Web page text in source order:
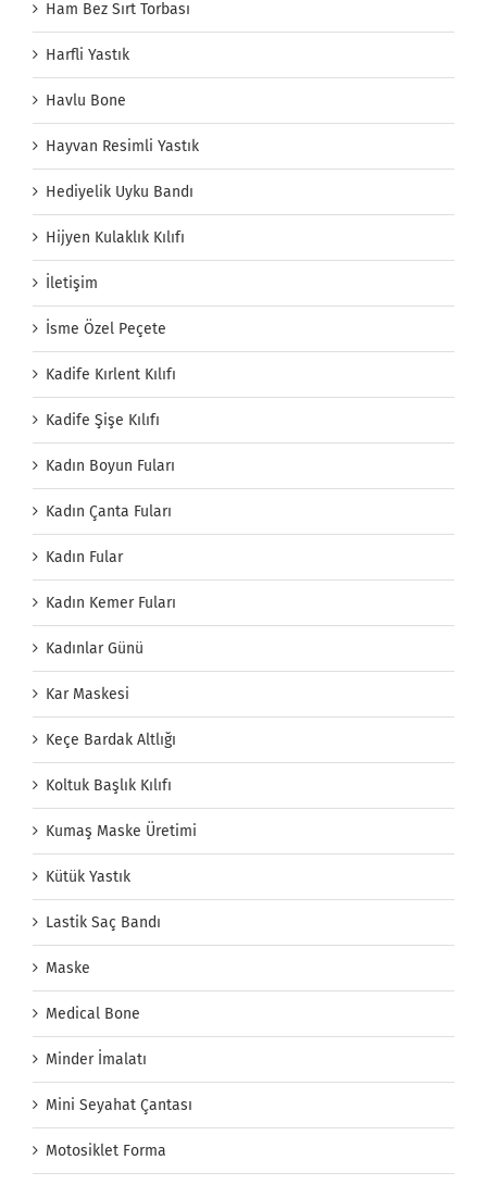
Ham Bez Sırt Torbası
Harfli Yastık
Havlu Bone
Hayvan Resimli Yastık
Hediyelik Uyku Bandı
Hijyen Kulaklık Kılıfı
İletişim
İsme Özel Peçete
Kadife Kırlent Kılıfı
Kadife Şişe Kılıfı
Kadın Boyun Fuları
Kadın Çanta Fuları
Kadın Fular
Kadın Kemer Fuları
Kadınlar Günü
Kar Maskesi
Keçe Bardak Altlığı
Koltuk Başlık Kılıfı
Kumaş Maske Üretimi
Kütük Yastık
Lastik Saç Bandı
Maske
Medical Bone
Minder İmalatı
Mini Seyahat Çantası
Motosiklet Forma